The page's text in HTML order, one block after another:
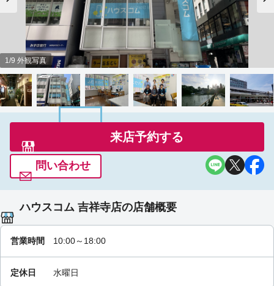
1/9 外観写真
来店予約する
問い合わせ
ハウスコム 吉祥寺店の店舗概要
営業時間 10:00～18:00
定休日 水曜日